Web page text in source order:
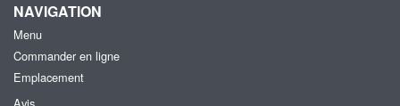
NAVIGATION
Menu
Commander en ligne
Emplacement